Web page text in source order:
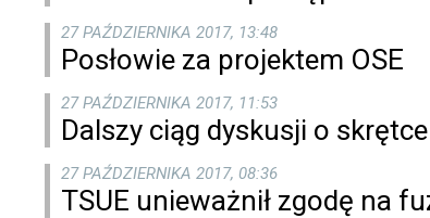
27 PAŹDZIERNIKA 2017, 13:48
Posłowie za projektem OSE
27 PAŹDZIERNIKA 2017, 11:53
Dalszy ciąg dyskusji o
27 PAŹDZIERNIKA 2017, 08:36
TSUE unieważnił zgodę na